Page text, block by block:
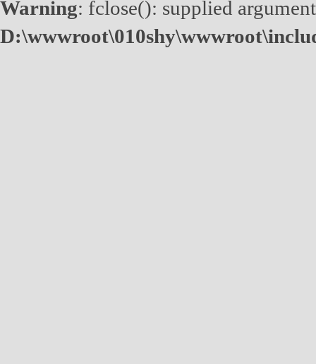
Warning: fclose(): supplied